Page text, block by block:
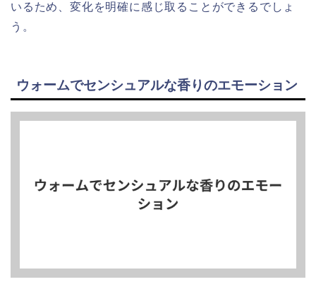
いるため、変化を明確に感じ取ることができるでしょ
う。
ウォームでセンシュアルな香りのエモーション